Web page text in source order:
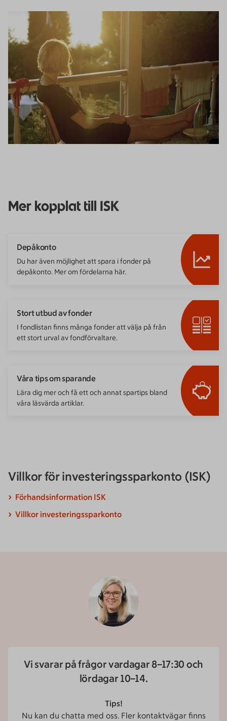
Mer kopplat till ISK
Depåkonto
Du har även möjlighet att spara i fonder på
depåkonto. Mer om fördelarna här.
Stort utbud av fonder
I fondlistan finns många fonder att välja på från
ett stort urval av fondförvaltare.
Våra tips om sparande
Lära dig mer och få ett och annat spartips bland
våra läsvärda artiklar.
Villkor för investerings­sparkonto (ISK)
Förhandsinformation ISK
Villkor investeringssparkonto
Vi svarar på frågor vardagar 8–17:30 och
lördagar 10–14.
Tips!
Nu kan du chatta med oss. Fler kontaktvägar finns